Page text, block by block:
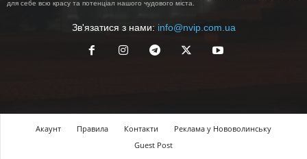
для себе всю красу та потенціал нашого чудового міста.
Зв'язатися з нами: info@nvip.com.ua
Акаунт Правила Контакти
Реклама у Нововолинську
Guest Post